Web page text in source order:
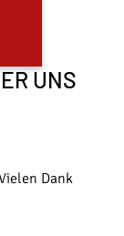
UNS
Dank